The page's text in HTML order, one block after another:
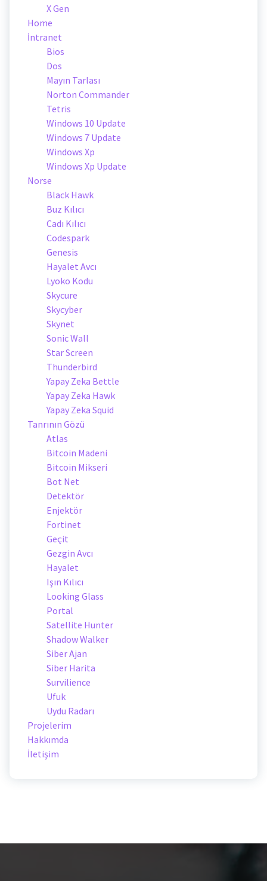
X Gen
Home
İntranet
Bios
Dos
Mayın Tarlası
Norton Commander
Tetris
Windows 10 Update
Windows 7 Update
Windows Xp
Windows Xp Update
Norse
Black Hawk
Buz Kılıcı
Cadı Kılıcı
Codespark
Genesis
Hayalet Avcı
Lyoko Kodu
Skycure
Skycyber
Skynet
Sonic Wall
Star Screen
Thunderbird
Yapay Zeka Bettle
Yapay Zeka Hawk
Yapay Zeka Squid
Tanrının Gözü
Atlas
Bitcoin Madeni
Bitcoin Mikseri
Bot Net
Detektör
Enjektör
Fortinet
Geçit
Gezgin Avcı
Hayalet
Işın Kılıcı
Looking Glass
Portal
Satellite Hunter
Shadow Walker
Siber Ajan
Siber Harita
Survilience
Ufuk
Uydu Radarı
Projelerim
Hakkımda
İletişim